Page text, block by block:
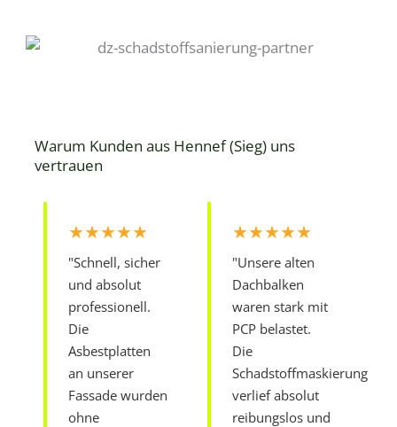
Warum Kunden aus Hennef (Sieg) uns
vertrauen
★★★★★
"Schnell, sicher
und absolut
professionell.
Die
Asbestplatten
an unserer
Fassade wurden
ohne
★★★★★
"Unsere alten
Dachbalken
waren stark mit
PCP belastet.
Die
Schadstoffmaskierung
verlief absolut
reibungslos und